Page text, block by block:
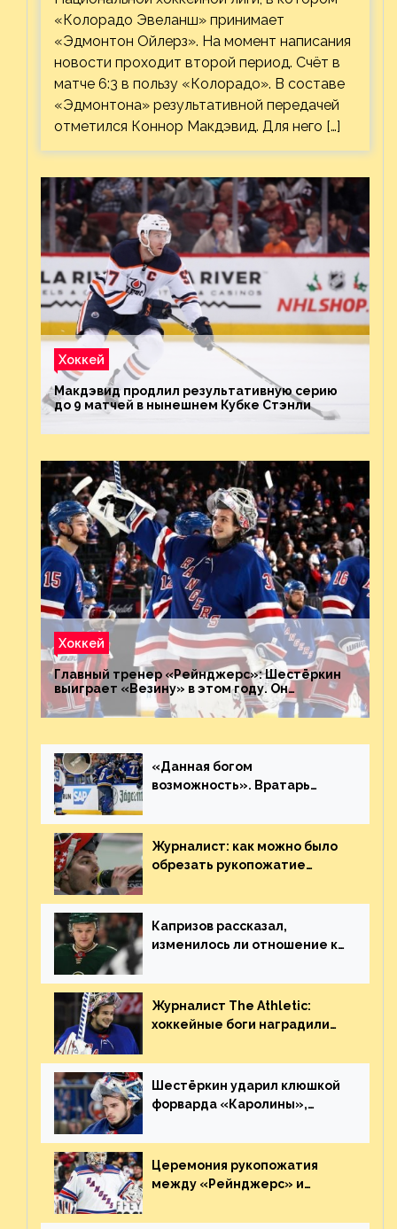
«Колорадо Эвеланш» принимает
«Эдмонтон Ойлерз». На момент написания
новости проходит второй период. Счёт в
матче 6:3 в пользу «Колорадо». В составе
«Эдмонтона» результативной передачей
отметился Коннор Макдэвид. Для него […]
Хоккей
Макдэвид продлил результативную серию
до 9 матчей в нынешнем Кубке Стэнли
Хоккей
Главный тренер «Рейнджерс»: Шестёркин
выиграет «Везину» в этом году. Он
невероятен
«Данная богом
возможность». Вратарь
броске бутылкой в Кадри
Журналист: как можно было
обрезать рукопожатие
Плохая работа, ESPN
Капризов рассказал,
изменилось ли отношение к
Украине
Журналист The Athletic:
хоккейные боги наградили
великолепную игру
Шестёркин ударил клюшкой
форварда «Каролины»,
пятаке. Видео
Церемония рукопожатия
между «Рейнджерс» и
матча плей-офф. Видео